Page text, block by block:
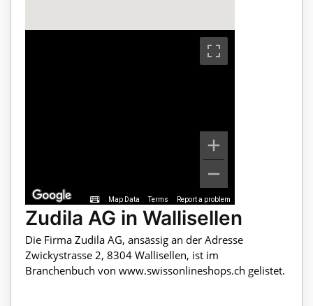
Map Data Terms Report a problem
Zudila AG in Wallisellen
Die Firma Zudila AG, ansässig an der Adresse
Zwickystrasse 2, 8304 Wallisellen, ist im
Branchenbuch von www.swissonlineshops.ch gelistet.